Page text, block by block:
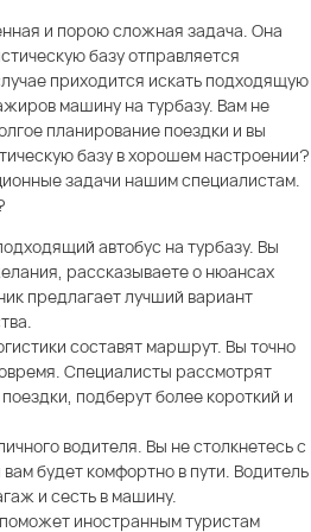
и порою сложная задача. Она
базу отправляется
приходится искать подходящую
машину на турбазу. Вам не
планирование поездки и вы
базу в хорошем настроении?
задачи нашим специалистам.
автобус на турбазу. Вы
рассказываете о нюансах
предлагает лучший вариант
составят маршрут. Вы точно
Специалисты рассмотрят
подберут более короткий и
водителя. Вы не столкнетесь с
будет комфортно в пути. Водитель
и сесть в машину.
иностранным туристам